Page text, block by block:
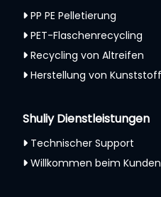
PP PE Pelletierung
PET-Flaschenrecycling
Recycling von Altreifen
Herstellung von
Shuliy Dienstleistungen
Technischer Support
Willkommen beim